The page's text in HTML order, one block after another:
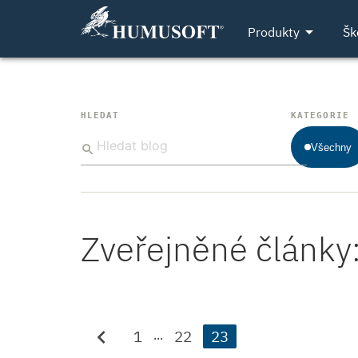
Produktyarrow_drop_down
Články o MATLAB,
HLEDAT
search
KATEGORIE
Všechny
Zveřejněné články:
chevron_left 1 ... 22 23